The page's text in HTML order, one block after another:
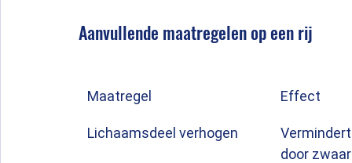
Aanvullende maatregelen op een rij
Maatregel Effect
Lichaamsdeel verhogen
door